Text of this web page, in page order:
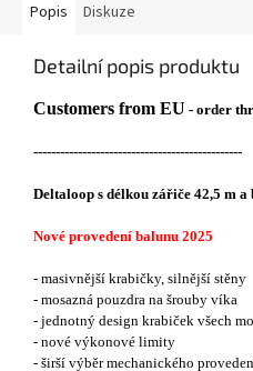
Popis Diskuze
Detailní popis produktu
Customers from EU - order
-----------------------------------------------
Deltaloop s délkou zářiče 42,5 m a
Nové provedení balunu 2025
- masivnější krabičky, silnější stěny
- mosazná pouzdra na šrouby víka
- jednotný design krabiček všech
- nové výkonové limity
- širší výběr mechanického